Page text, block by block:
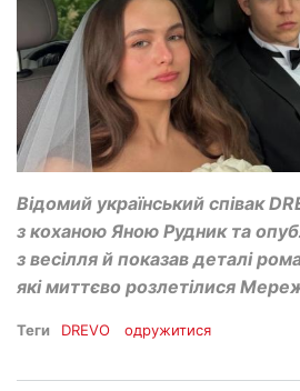
Відомий український співак
з коханою Яною Рудник та
з весілля й показав деталі
які миттєво розлетілися
Теги DREVO одружитися